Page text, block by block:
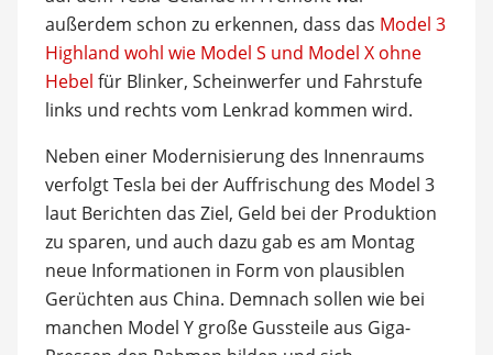
außerdem schon zu erkennen, dass das Model 3
Highland wohl wie Model S und Model X ohne
Hebel für Blinker, Scheinwerfer und Fahrstufe
links und rechts vom Lenkrad kommen wird.
Neben einer Modernisierung des Innenraums
verfolgt Tesla bei der Auffrischung des Model 3
laut Berichten das Ziel, Geld bei der Produktion
zu sparen, und auch dazu gab es am Montag
neue Informationen in Form von plausiblen
Gerüchten aus China. Demnach sollen wie bei
manchen Model Y große Gussteile aus Giga-